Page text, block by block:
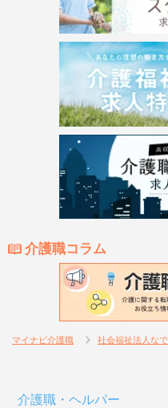
介護職コラム
マイナビ介護職 社会福祉法人な
介護職・ヘルパー